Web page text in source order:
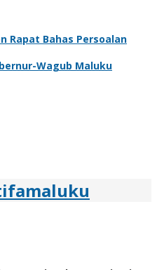
Rapat Bahas Persoalan
Wagub Maluku